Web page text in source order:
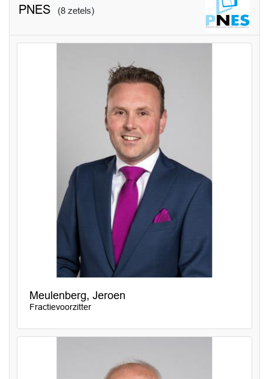
PNES (8 zetels)
Meulenberg, Jeroen
Fractievoorzitter